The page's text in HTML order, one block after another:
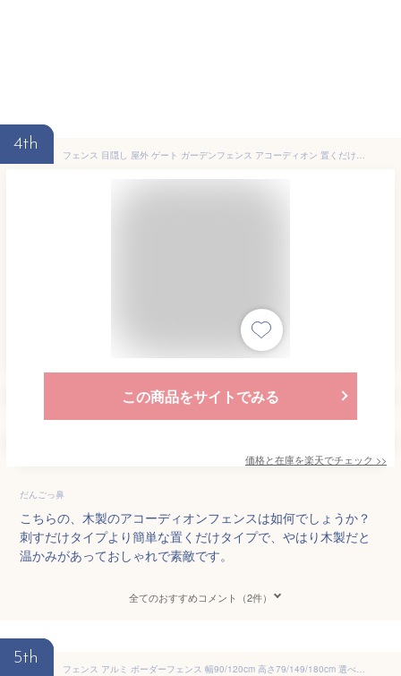
4th
フェンス 目隠し 屋外 ゲート ガーデンフェンス アコーディオン 置くだけ アコーディオンフェンス 木製 自立式 木 幅150cm 高さ 70 90 120 おしゃれ 柵 軽量 コンパクト 木目調 ブラウン オレンジ 間仕切り ベランダ自立庭玄関ペット目隠しフェンス 伸縮 木目 仕切り
この商品をサイトでみる
価格と在庫を楽天でチェック >>
だんごっ鼻
こちらの、木製のアコーディオンフェンスは如何でしょうか？
刺すだけタイプより簡単な置くだけタイプで、やはり木製だと
温かみがあっておしゃれで素敵です。
全てのおすすめコメント（2件）
5th
フェンス アルミ ボーダーフェンス 幅90/120cm 高さ79/149/180cm 選べる6サイズ 目隠し 境界 アルミボーダーフェンス アルミフェンス 目隠しフェンス ルーバー 衝立 屋外 山善 YAMAZEN ガーデンマスター 【送料無料】